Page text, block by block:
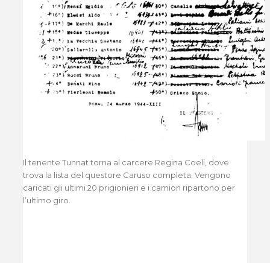
Il tenente Tunnat torna al carcere Regina Coeli, dove
trova la lista del questore Caruso completa. Vengono
caricati gli ultimi 20 prigionieri e i camion ripartono per
l’ultimo giro.